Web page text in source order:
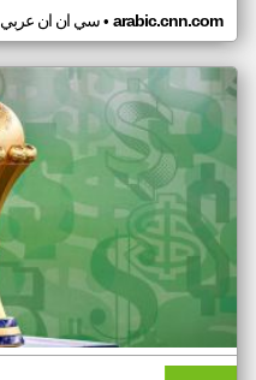
سي ان ان عربي• arabic.cnn.com